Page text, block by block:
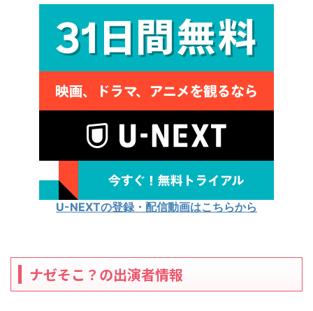
U-NEXTの登録・配信動画はこちらから
ナゼそこ？の出演者情報